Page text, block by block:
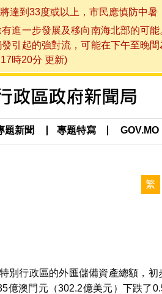
達到33度或以上，市民應慎防中
進一步發展及移向南海北部的可
引起的強對流，可能在下午至晚
時20分 更新)
題新聞 專題特寫 GOV.MO
繁
別行政區的外匯儲備資產總額，初
億澳門元（302.2億美元）下跌了